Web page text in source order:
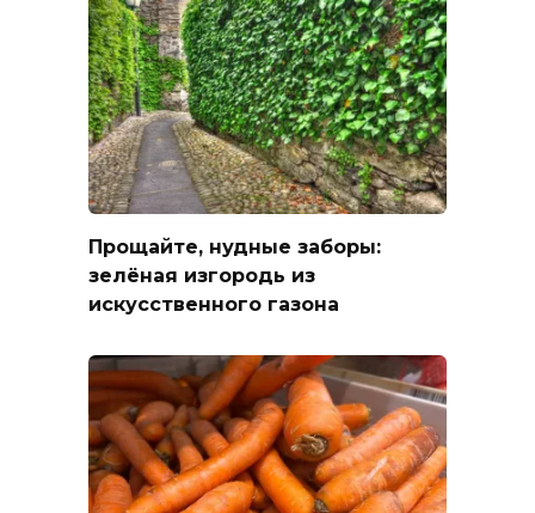
Прощайте, нудные заборы:
зелёная изгородь из
искусственного газона